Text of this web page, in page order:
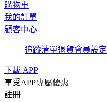
購物車
我的訂單
顧客中心
追蹤清單退貨會員設定
下載 APP
享受APP專屬優惠
註冊